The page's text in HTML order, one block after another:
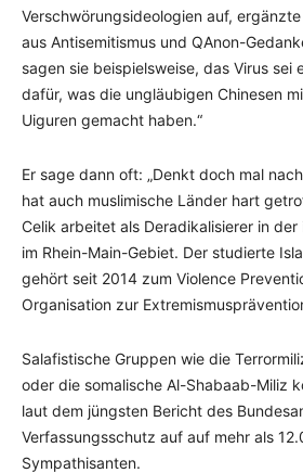
Verschwörungsideologien auf, ergänzte
aus Antisemitismus und QAnon-
sagen sie beispielsweise, das Virus sei
dafür, was die ungläubigen Chinesen
Uiguren gemacht haben.“
Er sage dann oft: „Denkt doch mal
hat auch muslimische Länder hart
Celik arbeitet als Deradikalisierer in der
im Rhein-Main-Gebiet. Der studierte
gehört seit 2014 zum Violence
Organisation zur
Salafistische Gruppen wie die
oder die somalische Al-Shabaab-Miliz
laut dem jüngsten Bericht des
Verfassungsschutz auf auf mehr als
Sympathisanten.